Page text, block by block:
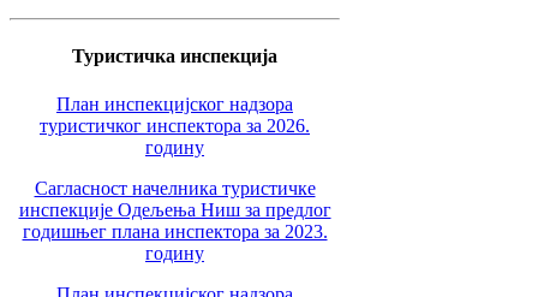
Туристичка инспекција
План инспекцијског надзора
туристичког инспектора за 2026.
годину
Сагласност начелника туристичке
инспекције Одељења Ниш за предлог
годишњег плана инспектора за 2023.
годину